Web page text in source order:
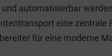
automatisierbar
eine zentrale
für eine moderne